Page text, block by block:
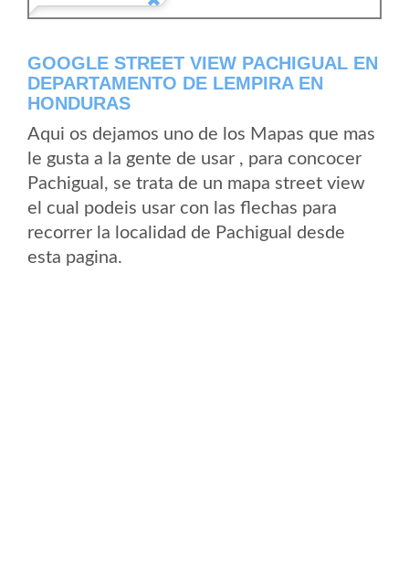
GOOGLE STREET VIEW PACHIGUAL EN
DEPARTAMENTO DE LEMPIRA EN
HONDURAS
Aqui os dejamos uno de los Mapas que mas
le gusta a la gente de usar , para concocer
Pachigual, se trata de un mapa street view
el cual podeis usar con las flechas para
recorrer la localidad de Pachigual desde
esta pagina.